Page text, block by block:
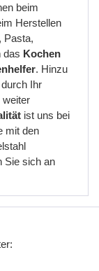
beim
Herstellen
Pasta,
das Kochen
. Hinzu
Ihr
weiter
ist uns bei
mit den
Sie sich an